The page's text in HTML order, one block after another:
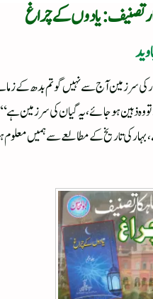
تصنیف : یادوں کے چراغ
کی سرزمین آج سے نہیں گوتم بدھ کے
ذہین ہو جائے ، یہ گیان کی سرزمین
رہا ہے، بہار کی تاریخ کے مطالعے سے